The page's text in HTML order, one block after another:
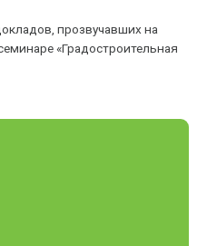
прозвучавших на
«Градостроительная